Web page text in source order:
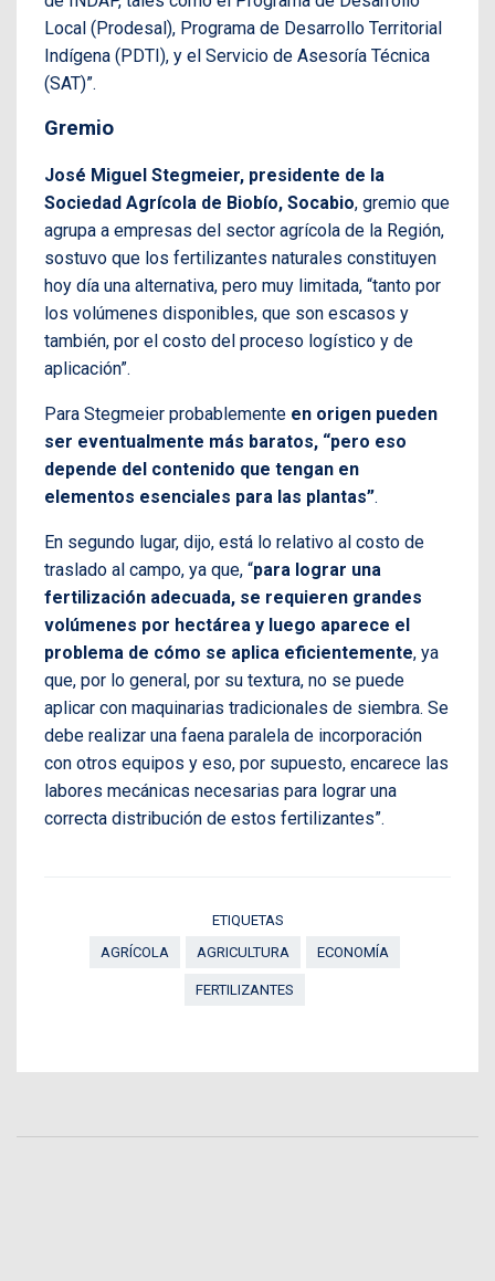
Local (Prodesal), Programa de Desarrollo Territorial
Indígena (PDTI), y el Servicio de Asesoría Técnica
(SAT)”.
Gremio
José Miguel Stegmeier, presidente de la
Sociedad Agrícola de Biobío, Socabio, gremio que
agrupa a empresas del sector agrícola de la Región,
sostuvo que los fertilizantes naturales constituyen
hoy día una alternativa, pero muy limitada, “tanto por
los volúmenes disponibles, que son escasos y
también, por el costo del proceso logístico y de
aplicación”.
Para Stegmeier probablemente en origen pueden
ser eventualmente más baratos, “pero eso
depende del contenido que tengan en
elementos esenciales para las plantas”.
En segundo lugar, dijo, está lo relativo al costo de
traslado al campo, ya que, “para lograr una
fertilización adecuada, se requieren grandes
volúmenes por hectárea y luego aparece el
problema de cómo se aplica eficientemente, ya
que, por lo general, por su textura, no se puede
aplicar con maquinarias tradicionales de siembra. Se
debe realizar una faena paralela de incorporación
con otros equipos y eso, por supuesto, encarece las
labores mecánicas necesarias para lograr una
correcta distribución de estos fertilizantes”.
ETIQUETAS
AGRÍCOLA
AGRICULTURA ECONOMÍA
FERTILIZANTES